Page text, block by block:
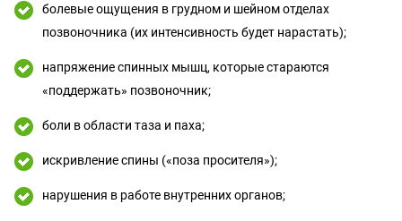
болевые ощущения в грудном и шейном отделах
позвоночника (их интенсивность будет нарастать);
напряжение спинных мышц, которые стараются
«поддержать» позвоночник;
боли в области таза и паха;
искривление спины («поза просителя»);
нарушения в работе внутренних органов;